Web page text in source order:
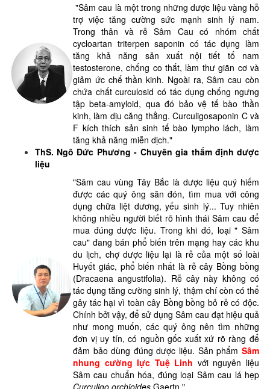
"Sâm cau là một trong những dược liệu vàng hỗ
trợ việc tăng cường sức mạnh sinh lý nam.
Trong thân và rễ Sâm Cau có nhóm chất
cycloartan triterpen saponin có tác dụng làm
tăng khả năng sản xuất nội tiết tố nam
testosterone, chống co thắt, làm thư giãn cơ và
giảm ức chế thần kinh. Ngoài ra, Sâm cau còn
chứa chất curculosid có tác dụng chống ngưng
tập beta-amyloid, qua đó bảo vệ tế bào thần
kinh, làm dịu căng thẳng. Curculigosaponin C và
F kích thích sản sinh tế bào lympho lách, làm
tăng khả năng miễn dịch."
ThS. Ngô Đức Phương - Chuyên gia thẩm định dược
liệu
"Sâm cau vùng Tây Bắc là dược liệu quý hiếm
được các quý ông săn đón, tìm mua với công
dụng chữa liệt dương, yếu sinh lý... Tuy nhiên
không nhiều người biết rõ hình thái Sâm cau để
mua đúng dược liệu. Trong khi đó, loại " Sâm
cau" đang bán phổ biến trên mạng hay các khu
du lịch, chợ dược liệu lại là rễ của một số loài
Huyết giác, phổ biến nhất là rễ cây Bồng bồng
(Dracaena angustifolia). Rễ cây này không có
tác dụng tăng cường sinh lý, thậm chí còn có thể
gây tác hại vì toàn cây Bồng bồng bỏ rễ có độc.
Chính bởi vậy, để sử dụng Sâm cau đạt hiệu quả
như mong muốn, các quý ông nên tìm những
đơn vị uy tín, có nguồn gốc xuất xứ rõ ràng để
đảm bảo dùng đúng dược liệu. Sản phẩm Sâm
nhung cường lực Tuệ Linh với nguyên liệu
Sâm cau chuẩn hóa, đúng loại Sâm cau lá hẹp
Curculigo orchioidesGaertn."